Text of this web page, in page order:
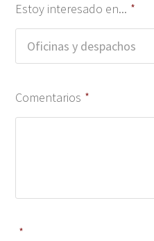
Estoy interesado en... *
Comentarios *
*